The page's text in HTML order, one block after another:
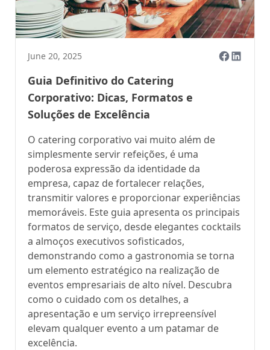
June 20, 2025
Guia Definitivo do Catering
Corporativo: Dicas, Formatos e
Soluções de Excelência
O catering corporativo vai muito além de
simplesmente servir refeições, é uma
poderosa expressão da identidade da
empresa, capaz de fortalecer relações,
transmitir valores e proporcionar experiências
memoráveis. Este guia apresenta os principais
formatos de serviço, desde elegantes cocktails
a almoços executivos sofisticados,
demonstrando como a gastronomia se torna
um elemento estratégico na realização de
eventos empresariais de alto nível. Descubra
como o cuidado com os detalhes, a
apresentação e um serviço irrepreensível
elevam qualquer evento a um patamar de
excelência.